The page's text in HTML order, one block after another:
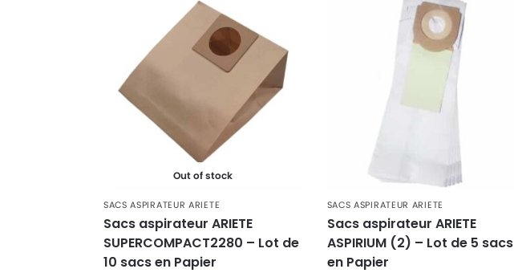
Out of stock
SACS ASPIRATEUR ARIETE
Sacs aspirateur ARIETE
SUPERCOMPACT2280 – Lot de
10 sacs en Papier
SACS ASPIRATEUR ARIETE
Sacs aspirateur ARIETE
ASPIRIUM (2) – Lot de 5 sacs
en Papier